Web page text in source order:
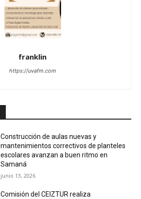
franklin
https://uvafm.com
Construcción de aulas nuevas y
mantenimientos correctivos de planteles
escolares avanzan a buen ritmo en
Samaná
junio 13, 2026
Comisión del CEIZTUR realiza